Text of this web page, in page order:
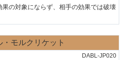
の対象にならず、相手の効果では破壊
・モルクリケット
DABL-JP020